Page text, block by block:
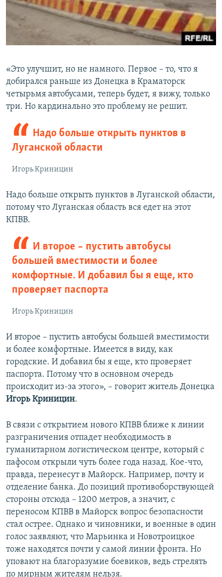
«Это улучшит, но не намного. Первое – то, что я
добирался раньше из Донецка в Краматорск
четырьмя автобусами, теперь будет, я вижу, только
три. Но кардинально это проблему не решит.
Надо больше открыть пунктов в
Луганской области
Игорь Криницин
Надо больше открыть пунктов в Луганской области,
потому что Луганская область вся едет на этот
КПВВ.
И второе – пустить автобусы
большей вместимости и более
комфортные. И добавил бы я еще, кто
проверяет паспорта
Игорь Криницин
И второе – пустить автобусы большей вместимости
и более комфортные. Имеется в виду, как
городские. И добавил бы я еще, кто проверяет
паспорта. Потому что в основном очередь
происходит из-за этого», – говорит житель Донецка
Игорь Криницин.
В связи с открытием нового КПВВ ближе к линии
разграничения отпадет необходимость в
гуманитарном логистическом центре, который с
пафосом открыли чуть более года назад. Кое-что,
правда, перенесут в Майорск. Например, почту и
отделение банка. До позиций противоборствующей
стороны отсюда – 1200 метров, а значит, с
переносом КПВВ в Майорск вопрос безопасности
стал острее. Однако и чиновники, и военные в один
голос заявляют, что Марьинка и Новотроицкое
тоже находятся почти у самой линии фронта. Но
уповают на благоразумие боевиков, ведь стрелять
по мирным жителям нельзя.